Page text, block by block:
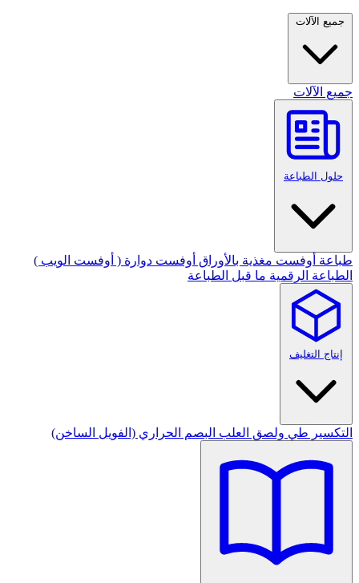
جميع الآلات
جميع الآلات
حلول الطباعة
طباعة أوفست مغذية بالأوراق أوفست دوارة ( أوفست الويب )
الطباعة الرقمية ما قبل الطباعة
إنتاج التغليف
التكسير طي ولصق العلب البصم الحراري (الفويل الساخن)